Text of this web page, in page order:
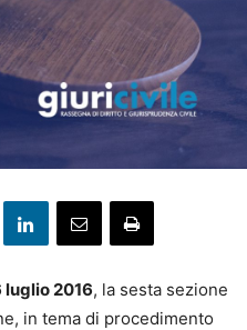
luglio 2016, la sesta sezione
in tema di procedimento